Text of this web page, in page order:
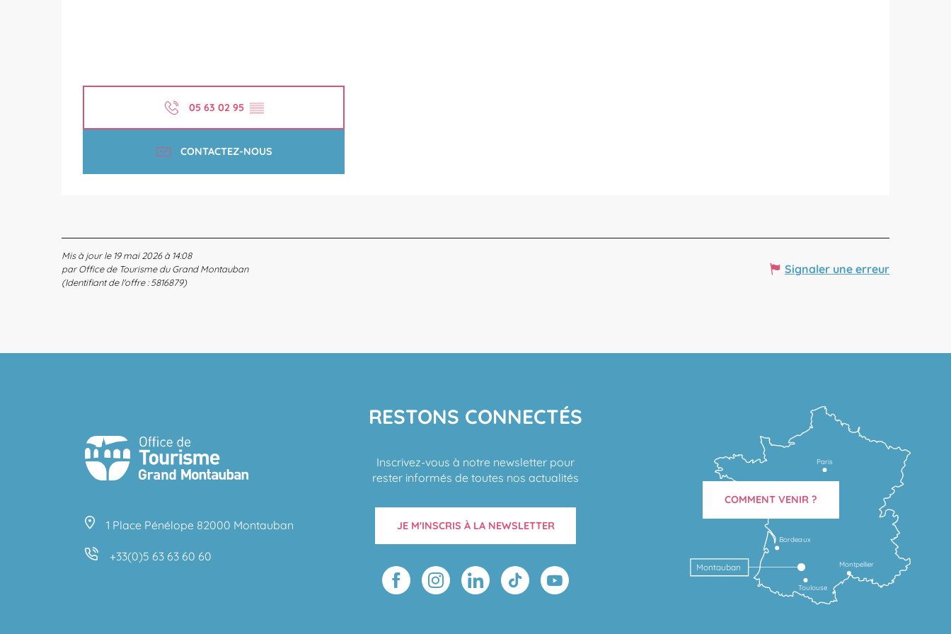
05 63 02 95 ▒▒
CONTACTEZ-NOUS
Mis à jour le 19 mai 2026 à 14:08
par Office de Tourisme du Grand Montauban
(Identifiant de l'offre :5816879)
Signaler une erreur
1 Place Pénélope 82000 Montauban
+33(0)5 63 63 60 60
RESTONS CONNECTÉS
Inscrivez-vous à notre newsletter pour
rester informés de toutes nos actualités
JE M'INSCRIS À LA NEWSLETTER
Toulouse
Montpellier
Bordeaux
Montauban
Paris
COMMENT VENIR ?